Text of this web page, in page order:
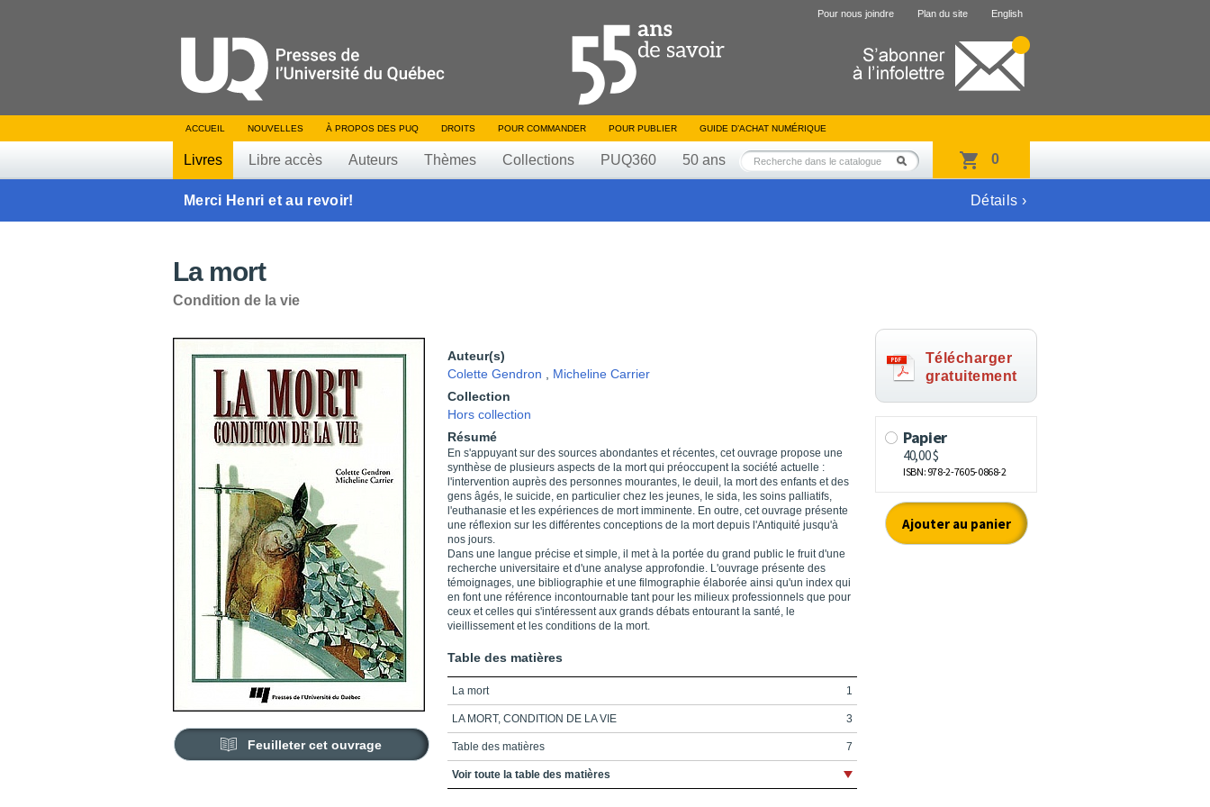
Pour nous joindre Plan du site English
ACCUEIL NOUVELLES À PROPOS DES PUQ DROITS POUR COMMANDER POUR PUBLIER GUIDE D’ACHAT NUMÉRIQUE
Livres Libre accès Auteurs Thèmes Collections PUQ360 50 ans 0
Merci Henri et au revoir! Détails ›
La mort
Condition de la vie
Feuilleter cet ouvrage
Auteur(s)
Colette Gendron
Micheline Carrier
Collection
Hors collection
Résumé
En s'appuyant sur des sources abondantes et récentes, cet ouvrage propose une
synthèse de plusieurs aspects de la mort qui préoccupent la société actuelle :
l'intervention auprès des personnes mourantes, le deuil, la mort des enfants et des
gens âgés, le suicide, en particulier chez les jeunes, le sida, les soins palliatifs,
l'euthanasie et les expériences de mort imminente. En outre, cet ouvrage présente
une réflexion sur les différentes conceptions de la mort depuis l'Antiquité jusqu'à
nos jours.
Dans une langue précise et simple, il met à la portée du grand public le fruit d'une
recherche universitaire et d'une analyse approfondie. L'ouvrage présente des
témoignages, une bibliographie et une filmographie élaborée ainsi qu'un index qui
en font une référence incontournable tant pour les milieux professionnels que pour
ceux et celles qui s'intéressent aux grands débats entourant la santé, le
vieillissement et les conditions de la mort.
Table des matières
La mort 1
LA MORT, CONDITION DE LA VIE 3
Table des matières 7
Introduction 13
Voir toute la table des matières
Télécharger
gratuitement